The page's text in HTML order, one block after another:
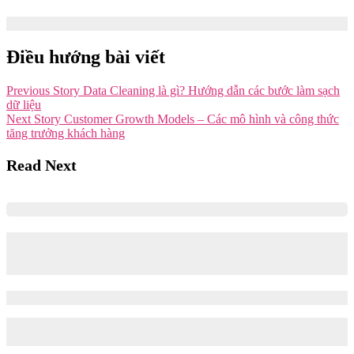
Điều hướng bài viết
Previous Story Data Cleaning là gì? Hướng dẫn các bước làm sạch
dữ liệu
Next Story Customer Growth Models – Các mô hình và công thức
tăng trưởng khách hàng
Read Next